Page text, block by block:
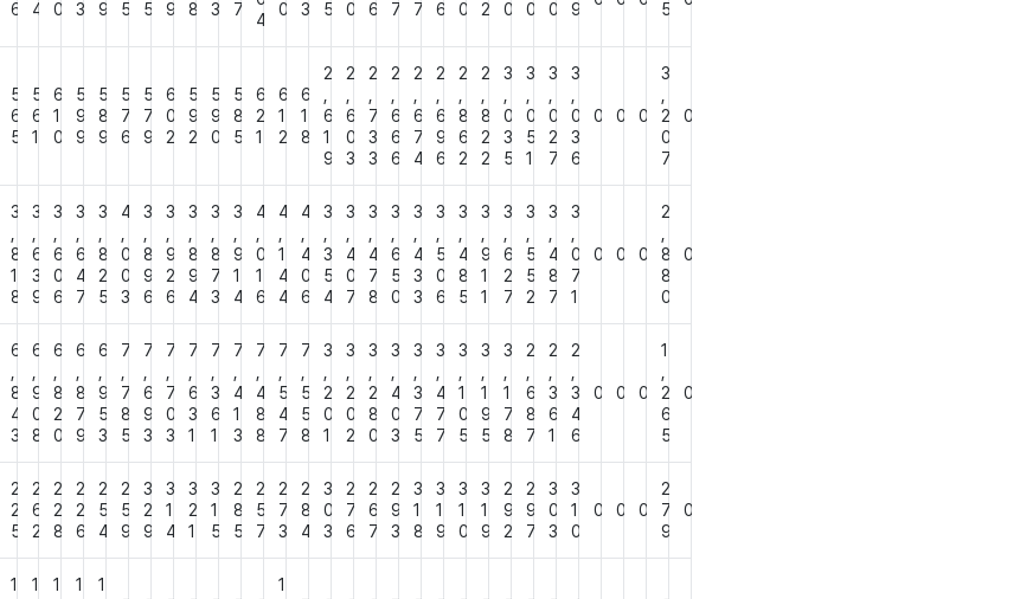
6
4
0
3
9
5
5
9
8
3
7
4
0
3
5
0
6
7
7
6
0
2
0
0
0
9
5
5
6
5
5
6
1
6
1
0
5
9
9
5
8
9
5
7
6
5
7
9
6
0
2
5
9
2
5
9
0
5
8
5
6
2
1
6
1
2
6
1
8
2
6
1
9
2
6
0
3
2
7
3
3
2
6
6
6
2
6
7
4
2
6
9
6
2
8
6
2
2
8
2
2
3
0
3
5
3
0
5
1
3
0
2
7
3
0
3
6
0 0 0
3
2
0
7
0
3
8
1
8
3
6
3
9
3
6
0
6
3
6
4
7
3
8
2
5
4
0
0
3
3
8
9
6
3
9
2
6
3
8
9
4
3
8
7
3
3
9
1
4
4
0
1
6
4
1
4
4
4
4
0
6
3
3
5
4
3
4
0
7
3
4
7
8
3
6
5
0
3
4
3
3
3
5
0
6
3
4
8
5
3
9
1
1
3
6
2
7
3
5
5
2
3
4
8
7
3
0
7
1
0 0 0
2
8
8
0
0
6
8
4
3
6
9
0
8
6
8
2
0
6
8
7
9
6
9
5
3
7
7
8
5
7
6
9
3
7
7
0
3
7
6
3
1
7
3
6
1
7
4
1
3
7
4
8
8
7
5
4
7
7
5
5
8
3
2
0
1
3
2
0
2
3
2
8
0
3
4
0
3
3
3
7
5
3
4
7
7
3
1
0
5
3
1
9
5
3
1
7
8
2
6
8
7
2
3
6
1
2
3
4
6
0 0 0
1
2
6
5
0
2
2
5
2
6
2
2
2
8
2
2
6
2
5
4
2
5
9
3
2
9
3
1
4
3
2
1
3
1
5
2
8
5
2
5
7
2
7
3
2
8
4
3
0
3
2
7
6
2
6
7
2
9
3
3
1
8
3
1
9
3
1
0
3
1
9
2
9
2
2
9
7
3
0
3
3
1
0
0 0 0
2
7
9
0
1
1
1
1
1
1